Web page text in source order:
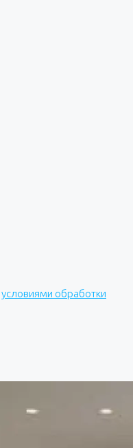
условиями обработки